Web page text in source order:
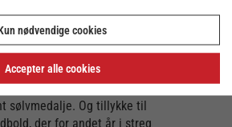
bronzekampen blev Frederik
der scorede 11 mål.
med bronzemedaljen.
Ringsted med en flot debut
sølvmedalje. Og tillykke til
der for andet år i streg
nødvendige cookies
Accepter alle cookies